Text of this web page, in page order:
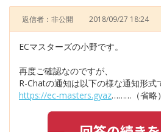
返信者：非公開 2018/09/27 18:24
ECマスターズの小野です。
再度ご確認なのですが、
R-Chatの通知は以下の様な通知形式
https://ec-masters.gyaz………（省